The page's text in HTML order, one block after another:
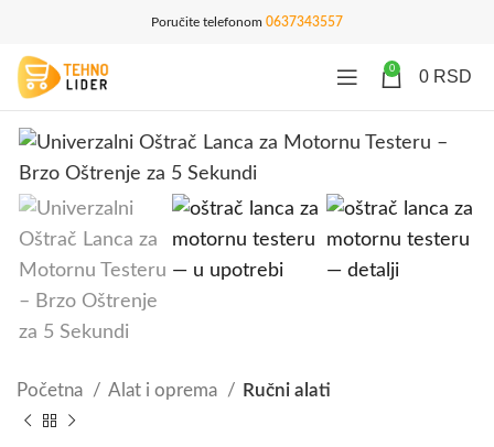
Poručite telefonom 0637343557
0 0 RSD
Početna Alat i oprema Ručni alati